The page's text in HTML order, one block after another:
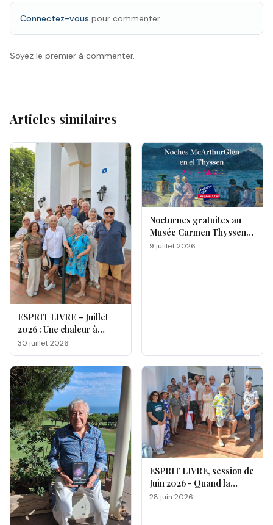
Connectez-vous pour commenter.
Soyez le premier à commenter.
Articles similaires
ESPRIT LIVRE – Juillet
2026 : Une chaleur à
double facette
30 juillet 2026
Nocturnes gratuites au
Musée Carmen Thyssen
de Málaga
9 juillet 2026
ESPRIT LIVRE, session de
Juin 2026 - Quand la
magie opère !
28 juin 2026